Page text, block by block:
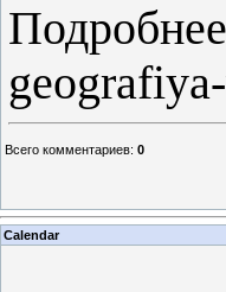
Всего комментариев: 0
Calendar